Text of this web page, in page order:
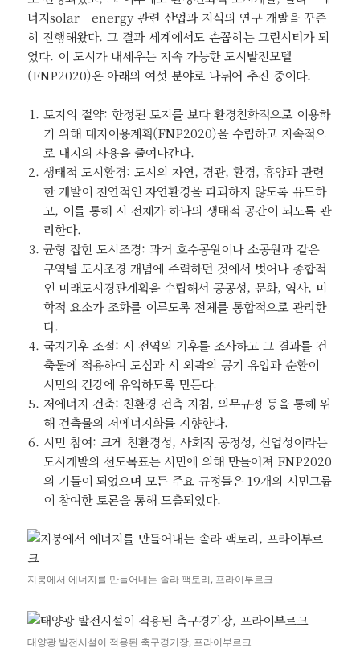
너지solar‐energy 관련 산업과 지식의 연구 개발을 꾸준
히 진행해왔다. 그 결과 세계에서도 손꼽히는 그린시티가 되
었다. 이 도시가 내세우는 지속 가능한 도시발전모델
(FNP2020)은 아래의 여섯 분야로 나뉘어 추진 중이다.
토지의 절약: 한정된 토지를 보다 환경친화적으로 이용하
기 위해 대지이용계획(FNP2020)을 수립하고 지속적으
로 대지의 사용을 줄여나간다.
생태적 도시환경: 도시의 자연, 경관, 환경, 휴양과 관련
한 개발이 천연적인 자연환경을 파괴하지 않도록 유도하
고, 이를 통해 시 전체가 하나의 생태적 공간이 되도록 관
리한다.
균형 잡힌 도시조경: 과거 호수공원이나 소공원과 같은
구역별 도시조경 개념에 주력하던 것에서 벗어나 종합적
인 미래도시경관계획을 수립해서 공공성, 문화, 역사, 미
학적 요소가 조화를 이루도록 전체를 통합적으로 관리한
다.
국지기후 조절: 시 전역의 기후를 조사하고 그 결과를 건
축물에 적용하여 도심과 시 외곽의 공기 유입과 순환이
시민의 건강에 유익하도록 만든다.
저에너지 건축: 친환경 건축 지침, 의무규정 등을 통해 위
해 건축물의 저에너지화를 지향한다.
시민 참여: 크게 친환경성, 사회적 공정성, 산업성이라는
도시개발의 선도목표는 시민에 의해 만들어져 FNP2020
의 기틀이 되었으며 모든 주요 규정들은 19개의 시민그룹
이 참여한 토론을 통해 도출되었다.
지붕에서 에너지를 만들어내는 솔라 팩토리, 프라이부르크
태양광 발전시설이 적용된 축구경기장, 프라이부르크